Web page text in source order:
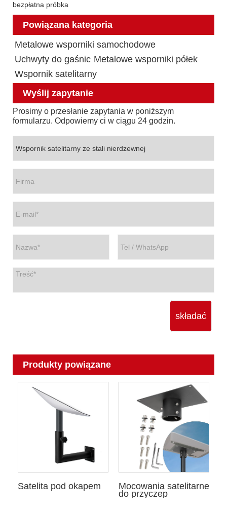
bezpłatna próbka
Powiązana kategoria
Metalowe wsporniki samochodowe
Uchwyty do gaśnic Metalowe wsporniki półek
Wspornik satelitarny
Wyślij zapytanie
Prosimy o przesłanie zapytania w poniższym
formularzu. Odpowiemy ci w ciągu 24 godzin.
składać
Produkty powiązane
Satelita pod okapem Mocowania satelitarne
do przyczep
kempingowych